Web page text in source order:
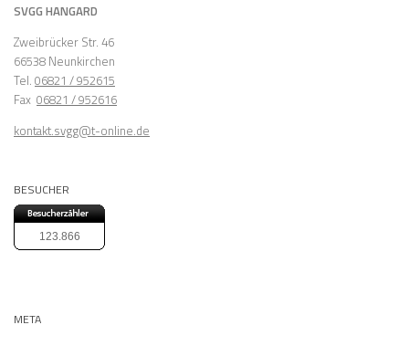
SVGG HANGARD
Zweibrücker Str. 46
66538 Neunkirchen
Tel. 06821 / 952615
Fax 06821 / 952616
kontakt.svgg@t-online.de
BESUCHER
123.866
META